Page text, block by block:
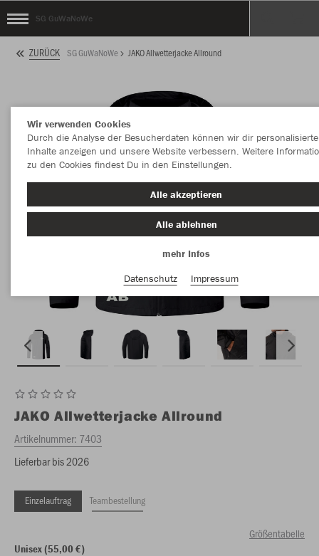
SG GuWaNoWe
ZURÜCK SG GuWaNoWe JAKO Allwetterjacke Allround
JAKO Allwetterjacke Allround
Artikelnummer: 7403
Lieferbar bis 2026
Einzelauftrag Teambestellung
Größentabelle
Unisex (55,00 €)
Wir verwenden Cookies
Durch die Analyse der Besucherdaten können wir dir personalisierte
Inhalte anzeigen und unsere Website verbessern. Weitere
zu den Cookies findest Du in den Einstellungen.
Alle akzeptieren
Alle ablehnen
mehr Infos
Datenschutz
Impressum